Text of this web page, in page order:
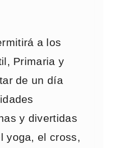
a los
Primaria y
de un día
y divertidas
yoga, el cross,